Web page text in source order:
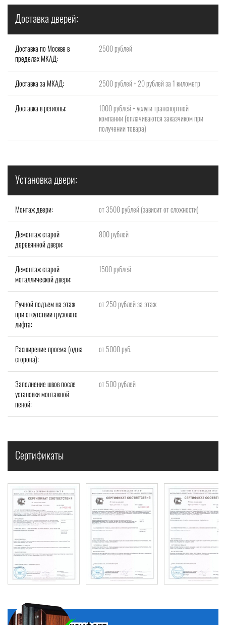
Доставка дверей:
Доставка по Москве в
пределах МКАД:
2500 рублей
Доставка за МКАД: 2500 рублей + 20 рублей за 1 километр
Доставка в регионы:
1000 рублей + услуги транспортной
компании (оплачиваются заказчиком при
получении товара)
Установка двери:
Монтаж двери: от 3500 рублей (зависит от сложности)
Демонтаж старой
деревянной двери:
800 рублей
Демонтаж старой
металлической двери:
1500 рублей
Ручной подъем на этаж
при отсутствии грузового
лифта:
от 250 рублей за этаж
Расширение проема (одна
сторона):
от 5000 руб.
Заполнение швов после
установки монтажной
пеной:
от 500 рублей
Сертификаты